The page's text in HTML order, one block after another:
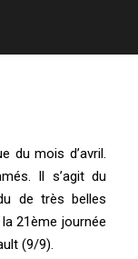
du mois d’avril.
Il s’agit du
de très belles
21ème journée
(9/9).